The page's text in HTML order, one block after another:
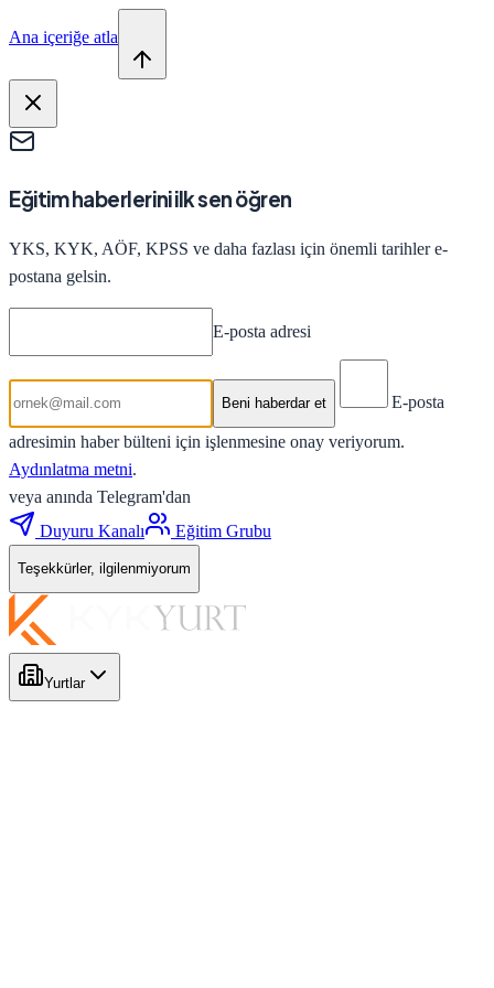
Ana içeriğe atla
Eğitim haberlerini ilk sen öğren
YKS, KYK, AÖF, KPSS ve daha fazlası için önemli tarihler e-
postana gelsin.
E-posta adresi
Beni haberdar et E-posta
adresimin haber bülteni için işlenmesine onay veriyorum.
Aydınlatma metni.
veya anında Telegram'dan
Duyuru Kanalı
Eğitim Grubu
Teşekkürler, ilgilenmiyorum
Yurtlar